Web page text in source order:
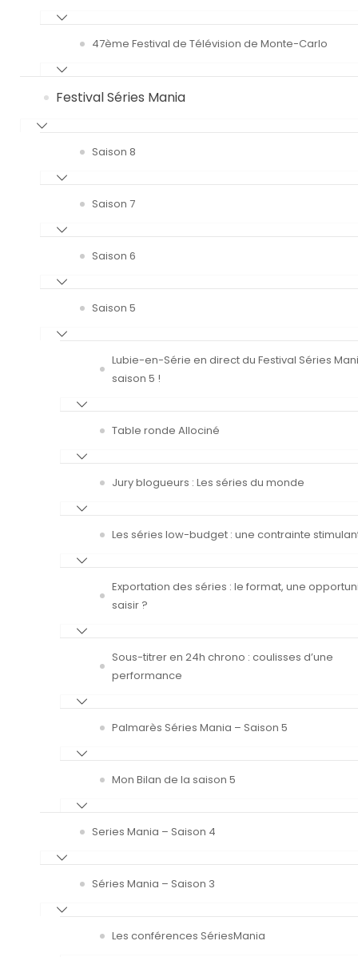
47ème Festival de Télévision de Monte-Carlo
Festival Séries Mania
Saison 8
Saison 7
Saison 6
Saison 5
Lubie-en-Série en direct du Festival Séries
saison 5 !
Table ronde Allociné
Jury blogueurs : Les séries du monde
Les séries low-budget : une contrainte
Exportation des séries : le format, une
saisir ?
Sous-titrer en 24h chrono : coulisses d’une
performance
Palmarès Séries Mania – Saison 5
Mon Bilan de la saison 5
Series Mania – Saison 4
Séries Mania – Saison 3
Les conférences SériesMania